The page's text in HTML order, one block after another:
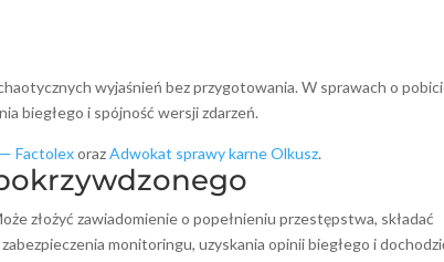
wyjaśnień bez przygotowania. W sprawach o
biegłego i spójność wersji zdarzeń.
FactolexorazAdwokat sprawy karne Olkusz.
złożyć zawiadomienie o popełnieniu przestępstwa, składać
monitoringu, uzyskania opinii biegłego i